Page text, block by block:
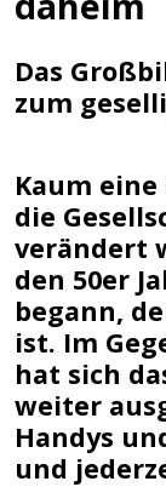
Das
zum
Kaum
die
verändert
den 50er
begann,
ist. Im
hat sich
weiter
Handys
und